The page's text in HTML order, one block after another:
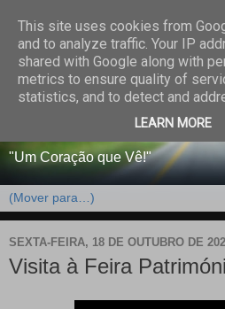
CENTRO
SOCIAL DO
DE BEJA
"Um Coração que Vê!"
SEXTA-FEIRA, 18 DE OUTUBRO DE
Visita à Feira
This site uses cookies from
and to analyze traffic. Your IP
shared with Google along with
metrics to ensure quality of
statistics, and to detect and
LEARN MORE